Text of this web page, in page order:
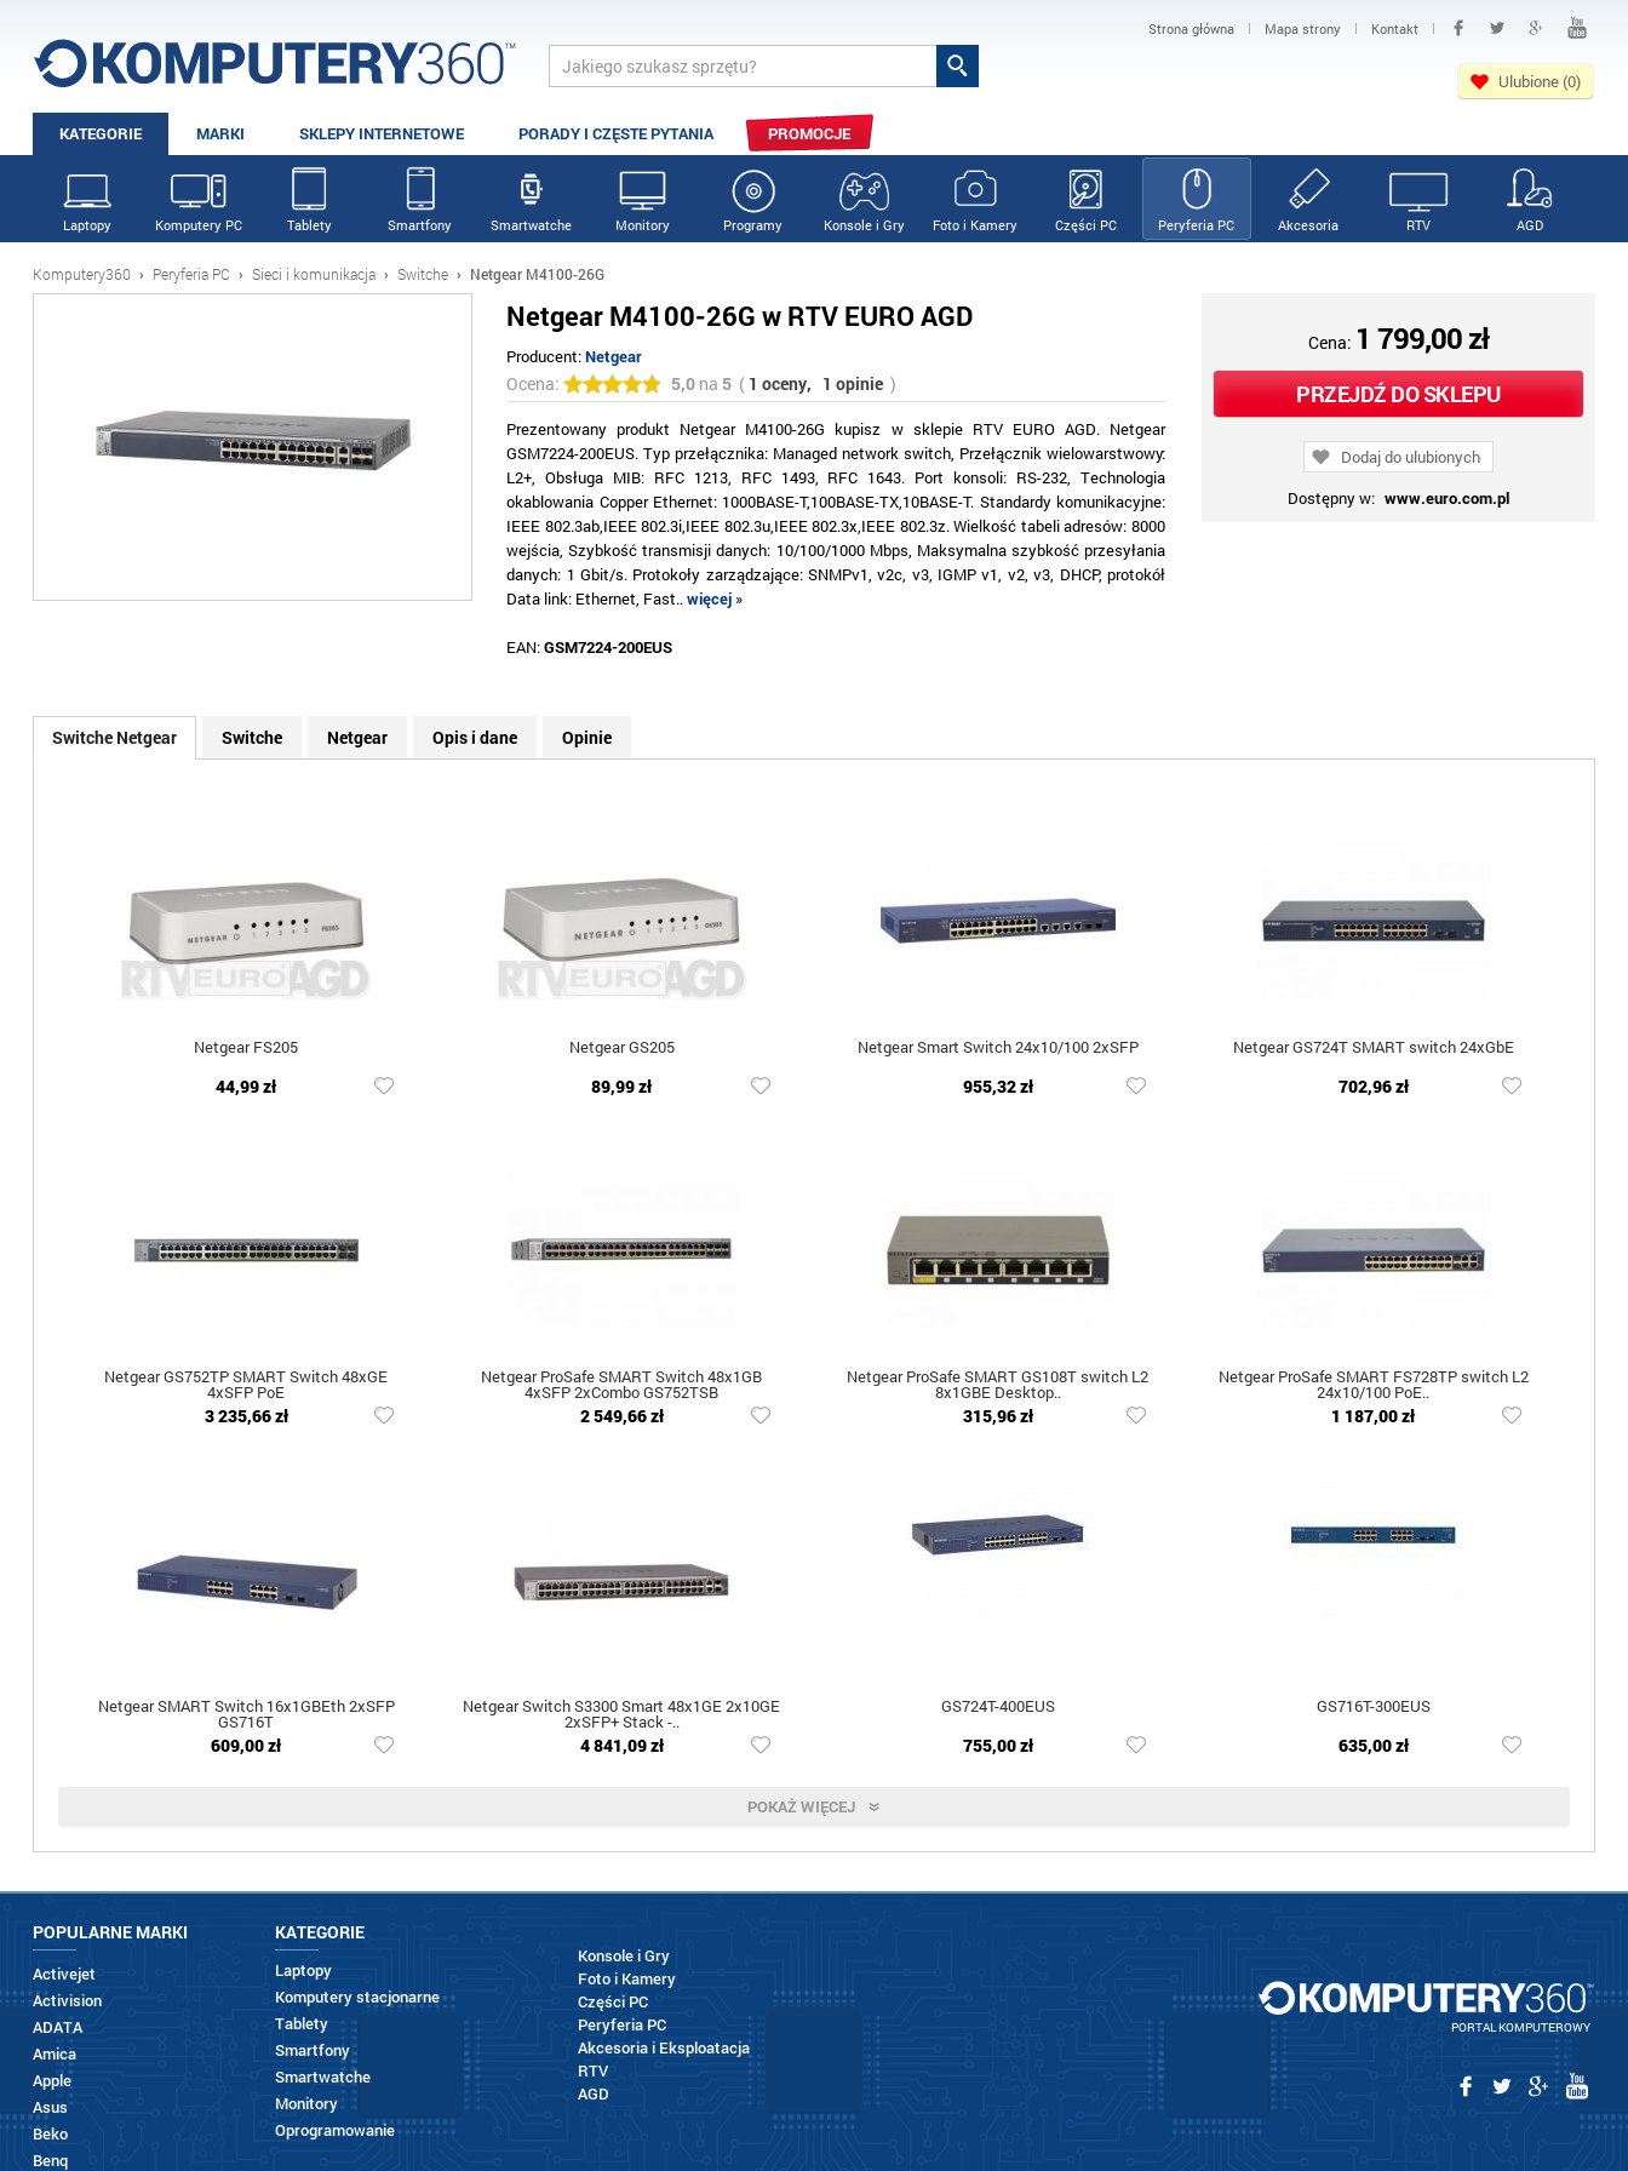
Strona główna | Mapa strony | Kontakt |
Ulubione (0)
KATEGORIE MARKI SKLEPY INTERNETOWE PORADY I CZĘSTE PYTANIA PROMOCJE
Laptopy Komputery PC Tablety Smartfony Smartwatche Monitory Programy Konsole i Gry Foto i Kamery Części PC Peryferia PC Akcesoria RTV AGD
Komputery360 › Peryferia PC › Sieci i komunikacja › Switche › Netgear M4100-26G
Netgear M4100-26G w RTV EURO AGD
Producent:Netgear
Ocena: 5,0 na 5 ( 1 oceny, 1 opinie )
Prezentowany produkt Netgear M4100-26G kupisz w sklepie RTV EURO AGD. Netgear
GSM7224-200EUS. Typ przełącznika: Managed network switch, Przełącznik wielowarstwowy:
L2+, Obsługa MIB: RFC 1213, RFC 1493, RFC 1643. Port konsoli: RS-232, Technologia
okablowania Copper Ethernet: 1000BASE-T,100BASE-TX,10BASE-T. Standardy komunikacyjne:
IEEE 802.3ab,IEEE 802.3i,IEEE 802.3u,IEEE 802.3x,IEEE 802.3z. Wielkość tabeli adresów: 8000
wejścia, Szybkość transmisji danych: 10/100/1000 Mbps, Maksymalna szybkość przesyłania
danych: 1 Gbit/s. Protokoły zarządzające: SNMPv1, v2c, v3, IGMP v1, v2, v3, DHCP, protokół
Data link: Ethernet, Fast..więcej »
EAN:GSM7224-200EUS
Cena: 1 799,00 zł
PRZEJDŹ DO SKLEPU
Dodaj do ulubionych
Dostępny w: www.euro.com.pl
Switche Netgear Switche Netgear Opis i dane Opinie
Netgear FS205
44,99 zł
Netgear GS205
89,99 zł
Netgear Smart Switch 24x10/100 2xSFP
955,32 zł
Netgear GS724T SMART switch 24xGbE
702,96 zł
Netgear GS752TP SMART Switch 48xGE
4xSFP PoE
3 235,66 zł
Netgear ProSafe SMART Switch 48x1GB
4xSFP 2xCombo GS752TSB
2 549,66 zł
Netgear ProSafe SMART GS108T switch L2
8x1GBE Desktop..
315,96 zł
Netgear ProSafe SMART FS728TP switch L2
24x10/100 PoE..
1 187,00 zł
Netgear SMART Switch 16x1GBEth 2xSFP
GS716T
609,00 zł
Netgear Switch S3300 Smart 48x1GE 2x10GE
2xSFP+ Stack -..
4 841,09 zł
GS724T-400EUS
755,00 zł
GS716T-300EUS
635,00 zł
POKAŻ WIĘCEJ
POPULARNE MARKI
Activejet
Activision
ADATA
Amica
Apple
Asus
Beko
Benq
KATEGORIE
Laptopy
Komputery stacjonarne
Tablety
Smartfony
Smartwatche
Monitory
Oprogramowanie
Konsole i Gry
Foto i Kamery
Części PC
Peryferia PC
Akcesoria i Eksploatacja
RTV
AGD
PORTAL KOMPUTEROWY